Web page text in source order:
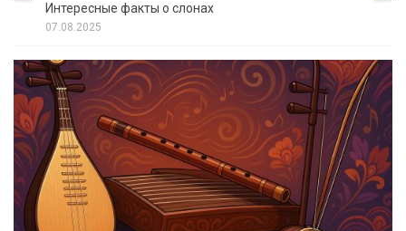
Интересные факты о слонах
07.08.2025